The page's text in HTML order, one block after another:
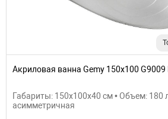
Акриловая ванна Gemy 150х100 G9009
Габариты: 150x100x40 см • Объем: 180
асимметричная